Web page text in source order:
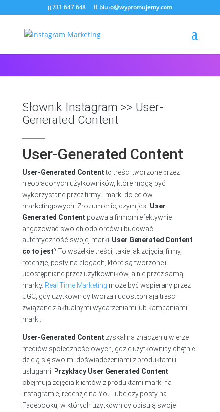
731 647 648 biuro@wypromujemy.com
Słownik Instagram >> User-
Generated Content
User-Generated Content
User-Generated Contentto treści tworzone przez
nieopłaconych użytkowników, które mogą być
wykorzystane przez firmy i marki do celów
marketingowych. Zrozumienie, czym jest User-
Generated Content pozwala firmom efektywnie
angażować swoich odbiorców i budować
autentyczność swojej marki. User Generated Content
co to jest? To wszelkie treści, takie jak zdjęcia, filmy,
recenzje, posty na blogach, które są tworzone i
udostępniane przez użytkowników, a nie przez samą
markę. Real Time Marketing może być wspierany przez
UGC, gdy użytkownicy tworzą i udostępniają treści
związane z aktualnymi wydarzeniami lub kampaniami
marki.
User-Generated Content zyskał na znaczeniu w erze
mediów społecznościowych, gdzie użytkownicy chętnie
dzielą się swoimi doświadczeniami z produktami i
usługami.
Przykłady User Generated Content
obejmują zdjęcia klientów z produktami marki na
Instagramie, recenzje na YouTube czy posty na
Facebooku, w których użytkownicy opisują swoje